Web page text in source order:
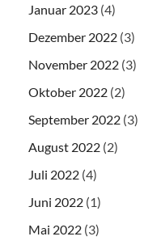
Januar 2023 (4)
Dezember 2022 (3)
November 2022 (3)
Oktober 2022 (2)
September 2022 (3)
August 2022 (2)
Juli 2022 (4)
Juni 2022 (1)
Mai 2022 (3)